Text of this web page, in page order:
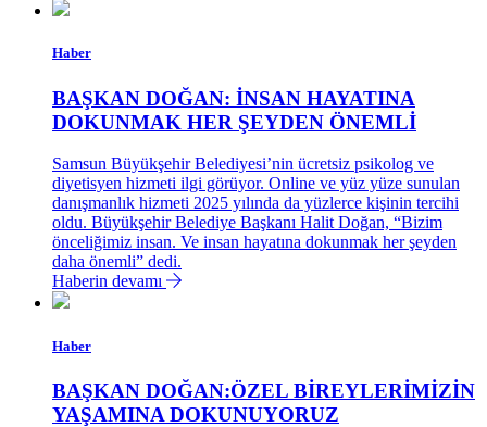
Haber
BAŞKAN DOĞAN: İNSAN HAYATINA
DOKUNMAK HER ŞEYDEN ÖNEMLİ
Samsun Büyükşehir Belediyesi’nin ücretsiz psikolog ve
diyetisyen hizmeti ilgi görüyor. Online ve yüz yüze sunulan
danışmanlık hizmeti 2025 yılında da yüzlerce kişinin tercihi
oldu. Büyükşehir Belediye Başkanı Halit Doğan, “Bizim
önceliğimiz insan. Ve insan hayatına dokunmak her şeyden
daha önemli” dedi.
Haberin devamı
Haber
BAŞKAN DOĞAN:ÖZEL BİREYLERİMİZİN
YAŞAMINA DOKUNUYORUZ